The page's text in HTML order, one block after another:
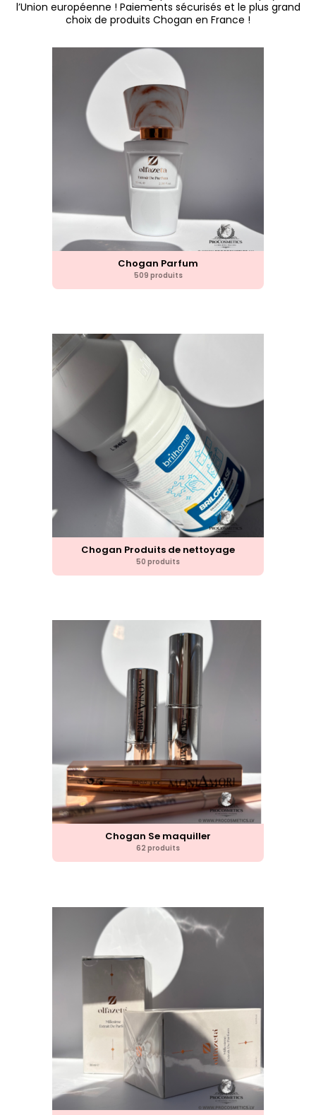
l’Union européenne ! Paiements sécurisés et le plus grand
choix de produits Chogan en France !
Chogan Parfum
509 produits
Chogan Produits de nettoyage
50 produits
Chogan Se maquiller
62 produits